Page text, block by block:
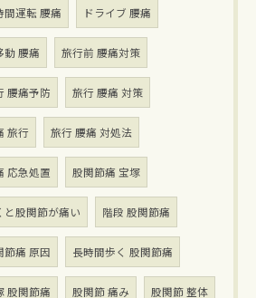
間運転 腰痛 ドライブ 腰痛
動 腰痛 旅行前 腰痛対策
腰痛予防 旅行 腰痛 対策
旅行 旅行 腰痛 対処法
応急処置 股関節痛 宝塚
と股関節が痛い 階段 股関節痛
節痛 原因 長時間歩く 股関節痛
股関節痛 股関節 痛み 股関節 整体